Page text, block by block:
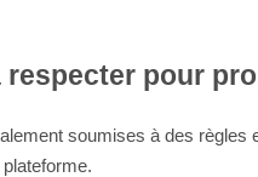
pour
soumises à des